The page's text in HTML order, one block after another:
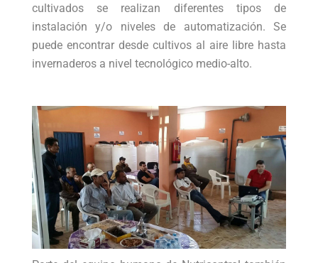
cultivados se realizan diferentes tipos de
instalación y/o niveles de automatización. Se
puede encontrar desde cultivos al aire libre hasta
invernaderos a nivel tecnológico medio-alto.